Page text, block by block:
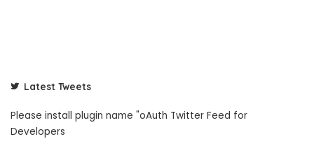
Latest Tweets
Please install plugin name "oAuth Twitter Feed for
Developers